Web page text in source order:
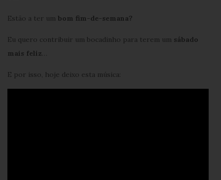
Estão a ter um bom fim-de-semana?
Eu quero contribuir um bocadinho para terem um sábado
mais feliz…
E por isso, hoje deixo esta música: